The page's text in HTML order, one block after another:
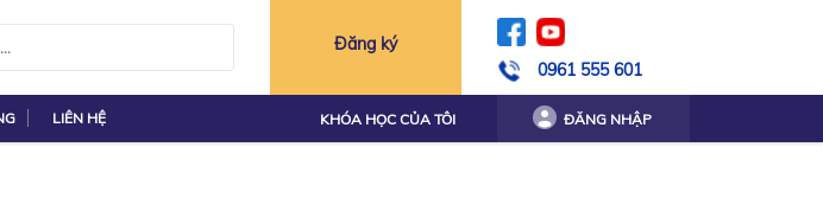
Đăng ký
0961 555 601
LIÊN HỆ KHÓA HỌC CỦA TÔI ĐĂNG NHẬP